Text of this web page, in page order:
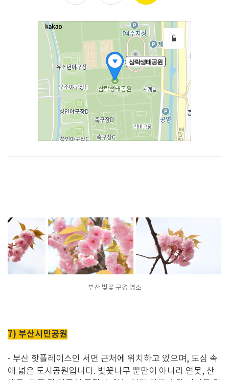
부산 벚꽃 구경 명소
7) 부산시민공원
- 부산 핫플레이스인 서면 근처에 위치하고 있으며 , 도심 속
에 넓은 도시공원입니다. 벚꽃나무 뿐만이 아니라 연못, 산